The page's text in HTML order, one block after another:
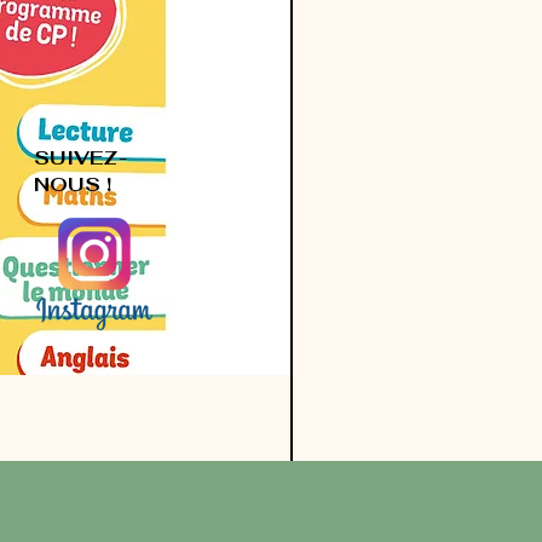
SUIVEZ-
NOUS !